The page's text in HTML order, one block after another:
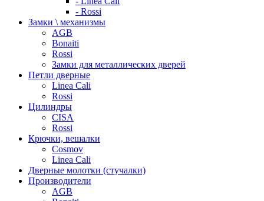
- Rossi
Замки \ механизмы
AGB
Bonaiti
Rossi
Замки для металлических дверей
Петли дверные
Linea Cali
Rossi
Цилиндры
CISA
Rossi
Крючки, вешалки
Cosmov
Linea Cali
Дверные молотки (стучалки)
Производители
AGB